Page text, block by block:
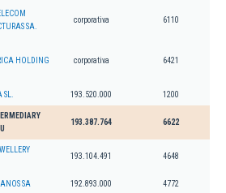
SA.
corporativa 6110
HOLDING
corporativa 6421
193.520.000 1200
193.387.764 6622
193.104.491 4648
SA 192.893.000 4772